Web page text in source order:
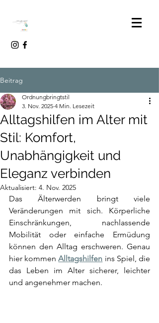
Beitrag
Alltagshilfen im Alter mit
Stil: Komfort,
Unabhängigkeit und
Eleganz verbinden
Ordnungbringtstil
3. Nov. 2025 4 Min. Lesezeit
Aktualisiert: 4. Nov. 2025
Das Älterwerden bringt viele
Veränderungen mit sich. Körperliche
Einschränkungen, nachlassende
Mobilität oder einfache Ermüdung
können den Alltag erschweren. Genau
hier kommen Alltagshilfen ins Spiel, die
das Leben im Alter sicherer, leichter
und angenehmer machen.